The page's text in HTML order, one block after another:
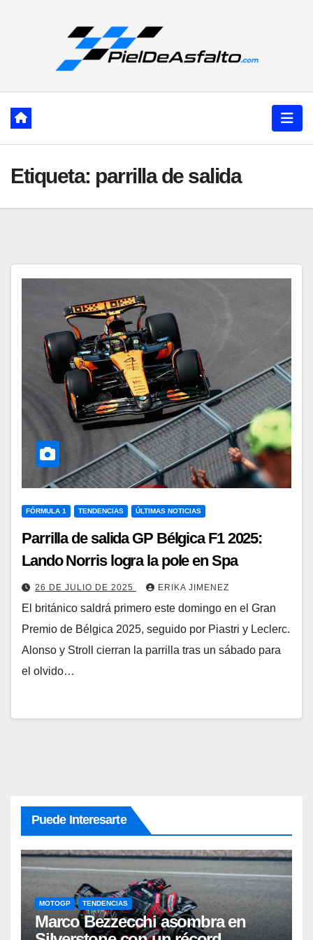
Etiqueta: parrilla de salida
FÓRMULA 1 TENDENCIAS ÚLTIMAS NOTICIAS
Parrilla de salida GP Bélgica F1 2025:
Lando Norris logra la pole en Spa
26 DE JULIO DE 2025 ERIKA JIMENEZ
El británico saldrá primero este domingo en el Gran
Premio de Bélgica 2025, seguido por Piastri y Leclerc.
Alonso y Stroll cierran la parrilla tras un sábado para
el olvido…
Puede Interesarte
MOTOGP TENDENCIAS
Marco Bezzecchi asombra en